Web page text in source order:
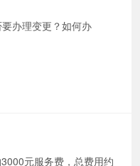
办理变更？如何办
元服务费，总费用约